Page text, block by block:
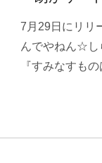
7月29日にリリ
んでやねん☆し
『すみなすも